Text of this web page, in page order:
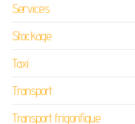
Services
Stockage
Taxi
Transport
Transport frigorifique